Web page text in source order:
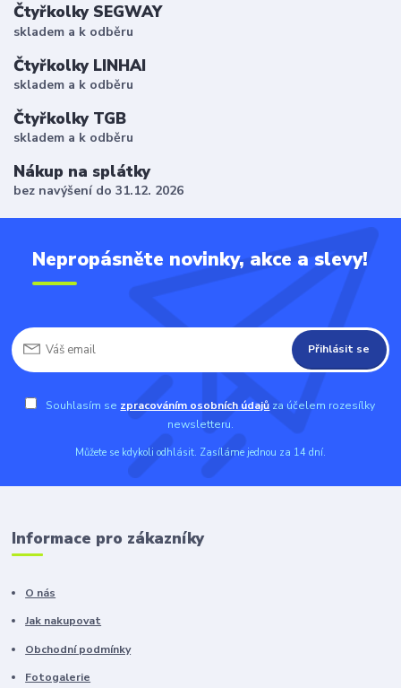
Čtyřkolky SEGWAY
skladem a k odběru
Čtyřkolky LINHAI
skladem a k odběru
Čtyřkolky TGB
skladem a k odběru
Nákup na splátky
bez navýšení do 31.12. 2026
Nepropásněte novinky, akce a slevy!
Přihlásit se
Souhlasím se zpracováním osobních údajů za účelem rozesílky
newsletteru.
Můžete se kdykoli odhlásit. Zasíláme jednou za 14 dní.
Informace pro zákazníky
O nás
Jak nakupovat
Obchodní podmínky
Fotogalerie